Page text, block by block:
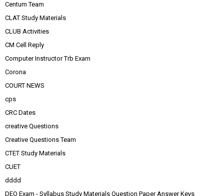
Centum Team
CLAT Study Materials
CLUB Activities
CM Cell Reply
Computer Instructor Trb Exam
Corona
COURT NEWS
cps
CRC Dates
creative Questions
Creative Questions Team
CTET Study Materials
CUET
dddd
DEO Exam - Syllabus Study Materials Question Paper Answer Keys